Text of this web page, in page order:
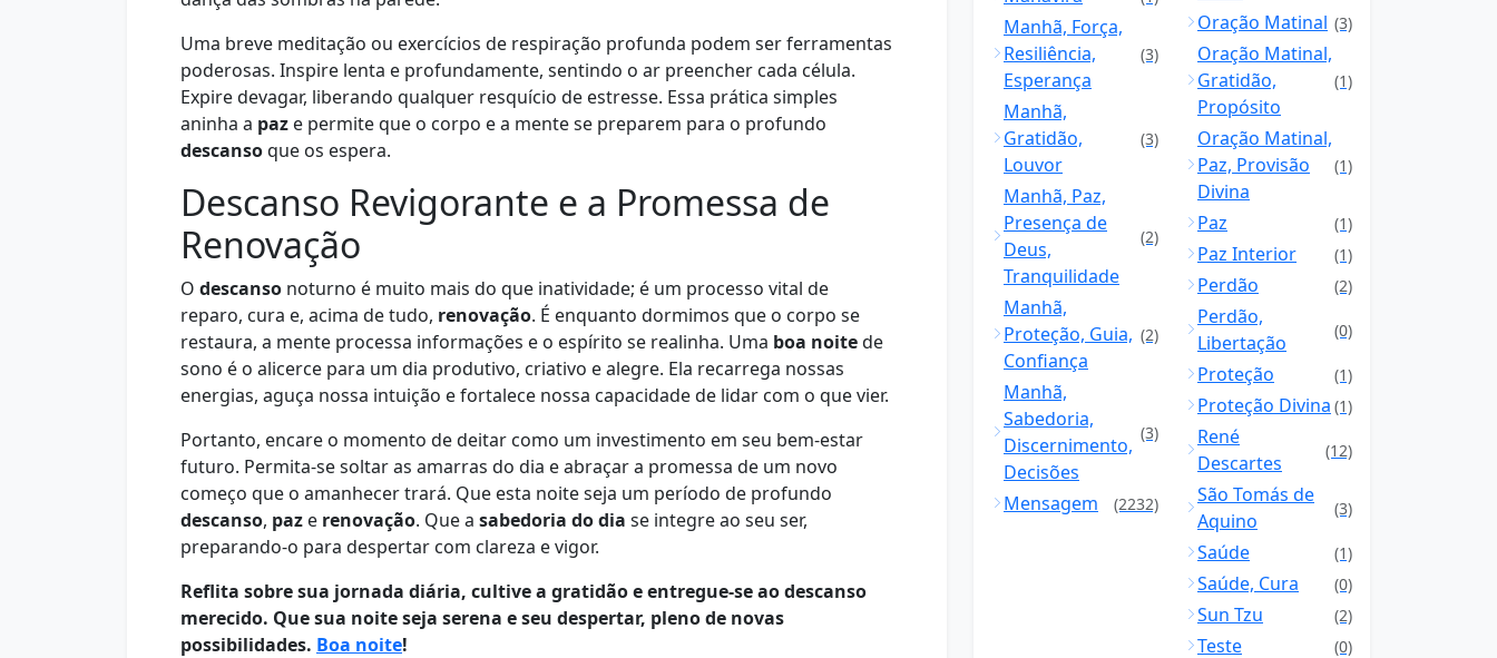
Uma breve meditação ou exercícios de respiração profunda podem ser ferramentas
poderosas. Inspire lenta e profundamente, sentindo o ar preencher cada célula.
Expire devagar, liberando qualquer resquício de estresse. Essa prática simples
aninha a paz e permite que o corpo e a mente se preparem para o profundo
descansoque os espera.
Descanso Revigorante e a Promessa de
Renovação
O descanso noturno é muito mais do que inatividade; é um processo vital de
reparo, cura e, acima de tudo, renovação. É enquanto dormimos que o corpo se
restaura, a mente processa informações e o espírito se realinha. Uma boa noitede
sono é o alicerce para um dia produtivo, criativo e alegre. Ela recarrega nossas
energias, aguça nossa intuição e fortalece nossa capacidade de lidar com o que vier.
Portanto, encare o momento de deitar como um investimento em seu bem-estar
futuro. Permita-se soltar as amarras do dia e abraçar a promessa de um novo
começo que o amanhecer trará. Que esta noite seja um período de profundo
descanso, paz e renovação. Que a sabedoria do dia se integre ao seu ser,
preparando-o para despertar com clareza e vigor.
Reflita sobre sua jornada diária, cultive a gratidão e entregue-se ao descanso
merecido. Que sua noite seja serena e seu despertar, pleno de novas
possibilidades. Boa noite!
Manhã, Força,
Resiliência,
Esperança
(3)
Manhã,
Gratidão,
Louvor
(3)
Manhã, Paz,
Presença de
Deus,
Tranquilidade
(2)
Manhã,
Proteção, Guia,
Confiança
(2)
Manhã,
Sabedoria,
Discernimento,
Decisões
(3)
Mensagem (2232)
Oração Matinal (3)
Oração Matinal,
Gratidão,
Propósito
(1)
Oração Matinal,
Paz, Provisão
Divina
(1)
Paz (1)
Paz Interior (1)
Perdão (2)
Perdão,
Libertação
(0)
Proteção (1)
Proteção Divina (1)
René
Descartes
(12)
São Tomás de
Aquino
(3)
Saúde (1)
Saúde, Cura (0)
Sun Tzu (2)
Teste (0)